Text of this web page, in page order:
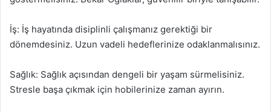
İş: İş hayatında disiplinli çalışmanız gerektiği bir
dönemdesiniz. Uzun vadeli hedeflerinize odaklanmalısınız.
Sağlık: Sağlık açısından dengeli bir yaşam sürmelisiniz.
Stresle başa çıkmak için hobilerinize zaman ayırın.